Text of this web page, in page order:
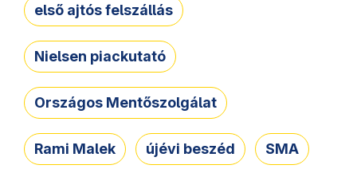
első ajtós felszállás
Nielsen piackutató
Országos Mentőszolgálat
Rami Malek újévi beszéd SMA